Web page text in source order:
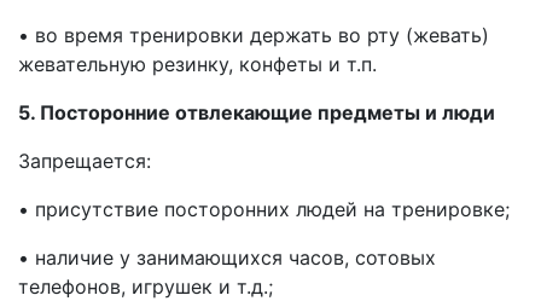
• во время тренировки держать во рту (жевать)
жевательную резинку, конфеты и т.п.
5. Посторонние отвлекающие предметы и люди
Запрещается:
• присутствие посторонних людей на тренировке;
• наличие у занимающихся часов, сотовых
телефонов, игрушек и т.д.;